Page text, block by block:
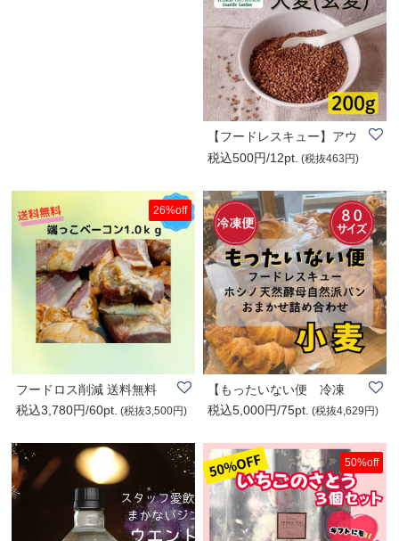
【フードレスキュー】アウ
トレット品 202..
税込500円/12pt. (税抜463円)
26%off
フードロス削減 送料無料
【福生ハム】端..
税込3,780円/60pt. (税抜3,500円)
【もったいない便 冷凍
便】ホシノ天然酵..
税込5,000円/75pt. (税抜4,629円)
50%off